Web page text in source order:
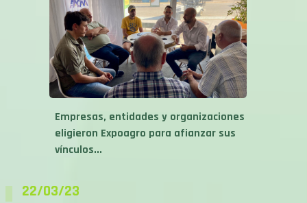
Empresas, entidades y organizaciones
eligieron Expoagro para afianzar sus
vínculos...
22/03/23